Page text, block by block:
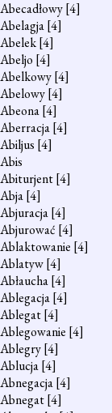
Abecadłowy[4]
Abelagja[4]
Abelek[4]
Abeljo [4]
Abelkowy[4]
Abelowy[4]
Abeona[4]
Aberracja[4]
Abiljus [4]
Abis
Abiturjent[4]
Abja[4]
Abjuracja[4]
Abjurować [4]
Ablaktowanie [4]
Ablatyw[4]
Abłaucha[4]
Ablegacja[4]
Ablegat[4]
Ablegowanie [4]
Ablegry[4]
Ablucja[4]
Abnegacja[4]
Abnegat[4]